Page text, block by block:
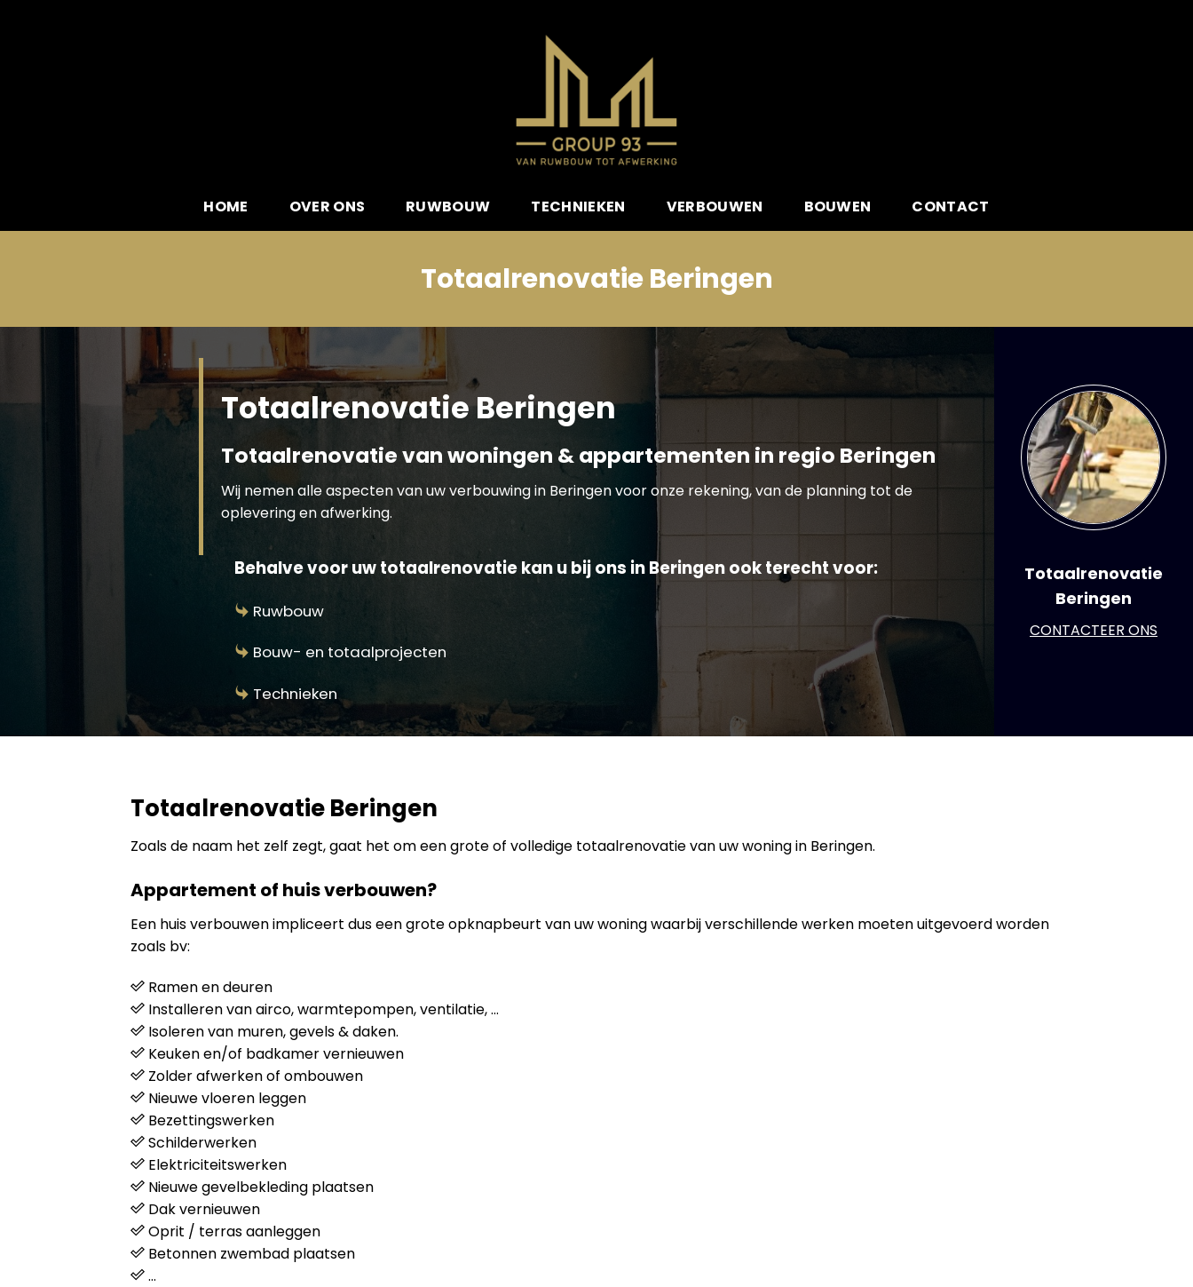
HOME OVER ONS RUWBOUW TECHNIEKEN VERBOUWEN BOUWEN CONTACT
Totaalrenovatie Beringen
Totaalrenovatie Beringen
Totaalrenovatie van woningen & appartementen in regio Beringen
Wij nemen alle aspecten van uw verbouwing in Beringen voor onze rekening, van de planning tot de
oplevering en afwerking.
Behalve voor uw totaalrenovatie kan u bij ons in Beringen ook terecht voor:
Ruwbouw
Bouw- en totaalprojecten
Technieken
Totaalrenovatie
Beringen
CONTACTEER ONS
Totaalrenovatie Beringen
Zoals de naam het zelf zegt, gaat het om een grote of volledige totaalrenovatie van uw woning in Beringen.
Appartement of huis verbouwen?
Een huis verbouwen impliceert dus een grote opknapbeurt van uw woning waarbij verschillende werken moeten uitgevoerd worden
zoals bv:
Ramen en deuren
Installeren van airco, warmtepompen, ventilatie, …
Isoleren van muren, gevels & daken.
Keuken en/of badkamer vernieuwen
Zolder afwerken of ombouwen
Nieuwe vloeren leggen
Bezettingswerken
Schilderwerken
Elektriciteitswerken
Nieuwe gevelbekleding plaatsen
Dak vernieuwen
Oprit / terras aanleggen
Betonnen zwembad plaatsen
…